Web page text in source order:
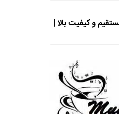
و کیفیت بالا |